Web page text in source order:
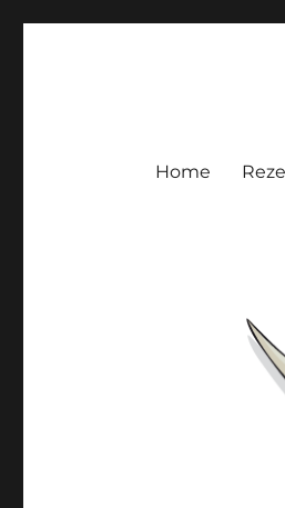
Home